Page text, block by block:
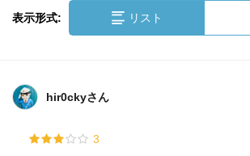
表示形式: リスト
hir0ckyさん
3